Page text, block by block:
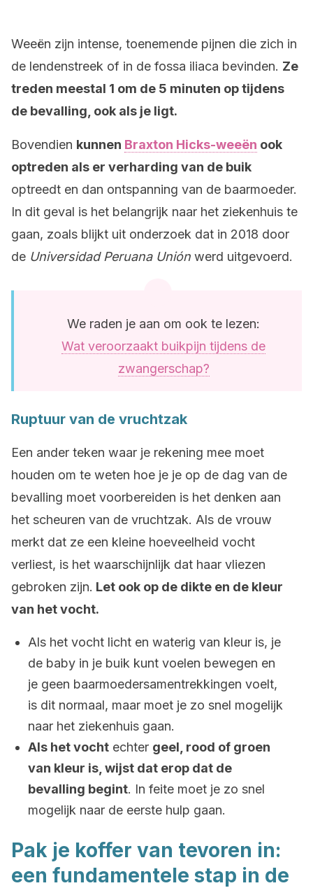
Weeën zijn intense, toenemende pijnen die zich in
de lendenstreek of in de fossa iliaca bevinden. Ze
treden meestal 1 om de 5 minuten op tijdens
de bevalling, ook als je ligt.
Bovendien kunnen Braxton Hicks-weeën ook
optreden als er verharding van de buik
optreedt en dan ontspanning van de baarmoeder.
In dit geval is het belangrijk naar het ziekenhuis te
gaan, zoals blijkt uit onderzoek dat in 2018 door
de Universidad Peruana Unión werd uitgevoerd.
We raden je aan om ook te lezen:
Wat veroorzaakt buikpijn tijdens de
zwangerschap?
Ruptuur van de vruchtzak
Een ander teken waar je rekening mee moet
houden om te weten hoe je je op de dag van de
bevalling moet voorbereiden is het denken aan
het scheuren van de vruchtzak. Als de vrouw
merkt dat ze een kleine hoeveelheid vocht
verliest, is het waarschijnlijk dat haar vliezen
gebroken zijn. Let ook op de dikte en de kleur
van het vocht.
Als het vocht licht en waterig van kleur is, je
de baby in je buik kunt voelen bewegen en
je geen baarmoedersamentrekkingen voelt,
is dit normaal, maar moet je zo snel mogelijk
naar het ziekenhuis gaan.
Als het vocht echter geel, rood of groen
van kleur is, wijst dat erop dat de
bevalling begint. In feite moet je zo snel
mogelijk naar de eerste hulp gaan.
Pak je koffer van tevoren in:
een fundamentele stap in de